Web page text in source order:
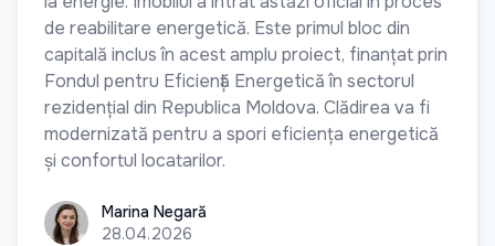
de reabilitare energetică. Este primul bloc din
capitală inclus în acest amplu proiect, finanțat prin
Fondul pentru Eficiență Energetică în sectorul
rezidențial din Republica Moldova. Clădirea va fi
modernizată pentru a spori eficiența energetică
și confortul locatarilor.
Marina Negară
Marina Negară
28.04.2026